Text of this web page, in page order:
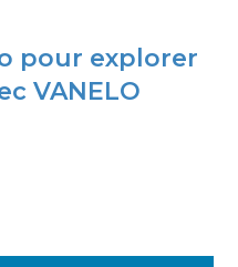
pour explorer
VANELO